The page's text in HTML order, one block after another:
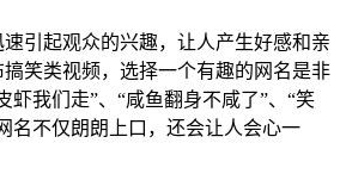
引起观众的兴趣，让人产生好感和亲
笑类视频，选择一个有趣的网名是非
虾我们走”、“咸鱼翻身不咸了”、“笑
名不仅朗朗上口，还会让人会心一